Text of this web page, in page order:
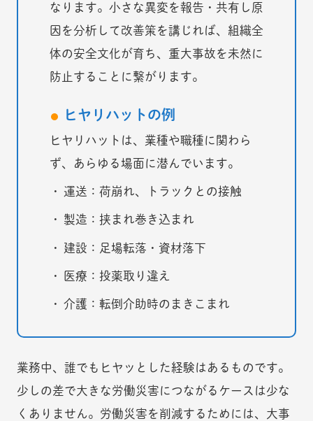
なります。小さな異変を報告・共有し原
因を分析して改善策を講じれば、組織全
体の安全文化が育ち、重大事故を未然に
防止することに繋がります。
ヒヤリハットの例
ヒヤリハットは、業種や職種に関わら
ず、あらゆる場面に潜んでいます。
運送：荷崩れ、トラックとの接触
製造：挟まれ巻き込まれ
建設：足場転落・資材落下
医療：投薬取り違え
介護：転倒介助時のまきこまれ
業務中、誰でもヒヤッとした経験はあるものです。
少しの差で大きな労働災害につながるケースは少な
くありません。労働災害を削減するためには、大事